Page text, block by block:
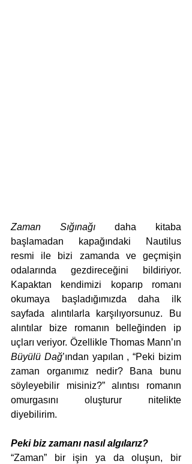
Zaman Sığınağı daha kitaba
başlamadan kapağındaki Nautilus
resmi ile bizi zamanda ve geçmişin
odalarında gezdireceğini bildiriyor.
Kapaktan kendimizi koparıp romanı
okumaya başladığımızda daha ilk
sayfada alıntılarla karşılıyorsunuz. Bu
alıntılar bize romanın belleğinden ip
Büyülü Dağ’ından yapılan , “Peki bizim
zaman organımız nedir? Bana bunu
söyleyebilir misiniz?” alıntısı romanın
omurgasını oluşturur nitelikte
diyebilirim.
Peki biz zamanı nasıl algılarız?
“Zaman” bir işin ya da oluşun, bir